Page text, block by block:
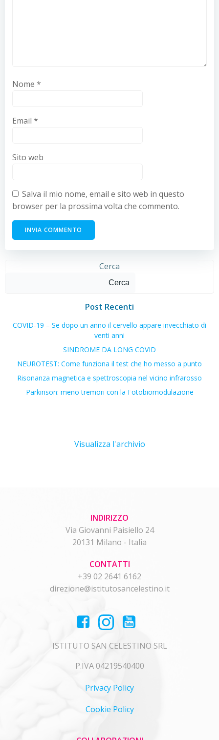
Nome *
Email *
Sito web
Salva il mio nome, email e sito web in questo
browser per la prossima volta che commento.
Cerca
Cerca
Post Recenti
COVID-19 – Se dopo un anno il cervello appare invecchiato di
venti anni
SINDROME DA LONG COVID
NEUROTEST: Come funziona il test che ho messo a punto
Risonanza magnetica e spettroscopia nel vicino infrarosso
Parkinson: meno tremori con la Fotobiomodulazione
Visualizza l'archivio
INDIRIZZO
Via Giovanni Paisiello 24
20131 Milano - Italia
CONTATTI
+39 02 2641 6162
direzione@istitutosancelestino.it
ISTITUTO SAN CELESTINO SRL
P.IVA 04219540400
Privacy Policy
Cookie Policy